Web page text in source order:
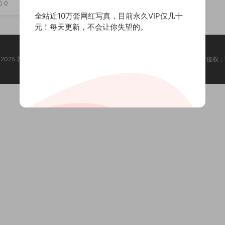
0
养眼集 版权声明:本站所有资源均收集于网络，版权归原作者所有，如有侵权，
全站近10万套网红写真，目前永久VIP仅几十
元！每天更新，不会让你失望的。